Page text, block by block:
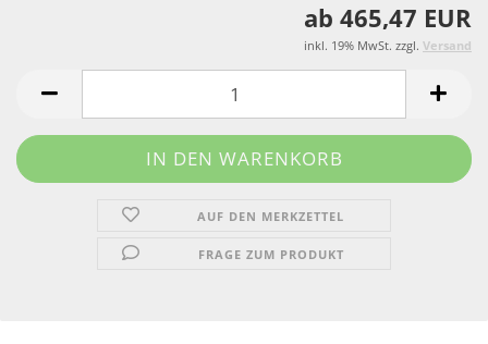
ab 465,47 EUR
inkl. 19% MwSt. zzgl. Versand
AUF DEN MERKZETTEL
FRAGE ZUM PRODUKT